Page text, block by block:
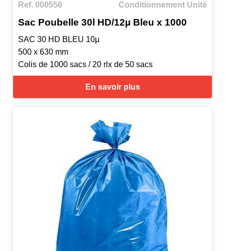
Ref. 000556 Conditionnement Unité
Sac Poubelle 30l HD/12µ Bleu x 1000
SAC 30 HD BLEU 10µ
500 x 630 mm
Colis de 1000 sacs / 20 rlx de 50 sacs
En savoir plus